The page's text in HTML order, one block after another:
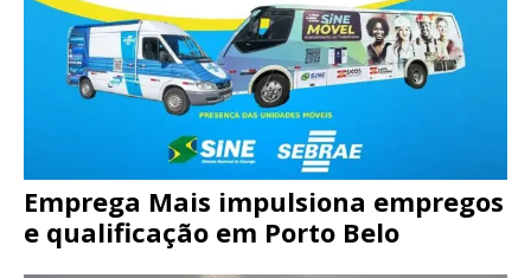
Emprega Mais impulsiona empregos
e qualificação em Porto Belo